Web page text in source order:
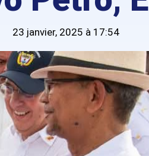
23 janvier, 2025 à 17:54